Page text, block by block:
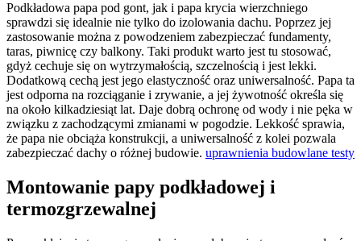
Podkładowa papa pod gont, jak i papa krycia wierzchniego
sprawdzi się idealnie nie tylko do izolowania dachu. Poprzez jej
zastosowanie można z powodzeniem zabezpieczać fundamenty,
taras, piwnicę czy balkony. Taki produkt warto jest tu stosować,
gdyż cechuje się on wytrzymałością, szczelnością i jest lekki.
Dodatkową cechą jest jego elastyczność oraz uniwersalność. Papa ta
jest odporna na rozciąganie i zrywanie, a jej żywotność określa się
na około kilkadziesiąt lat. Daje dobrą ochronę od wody i nie pęka w
związku z zachodzącymi zmianami w pogodzie. Lekkość sprawia,
że papa nie obciąża konstrukcji, a uniwersalność z kolei pozwala
zabezpieczać dachy o różnej budowie. uprawnienia budowlane testy
Montowanie papy podkładowej i
termozgrzewalnej